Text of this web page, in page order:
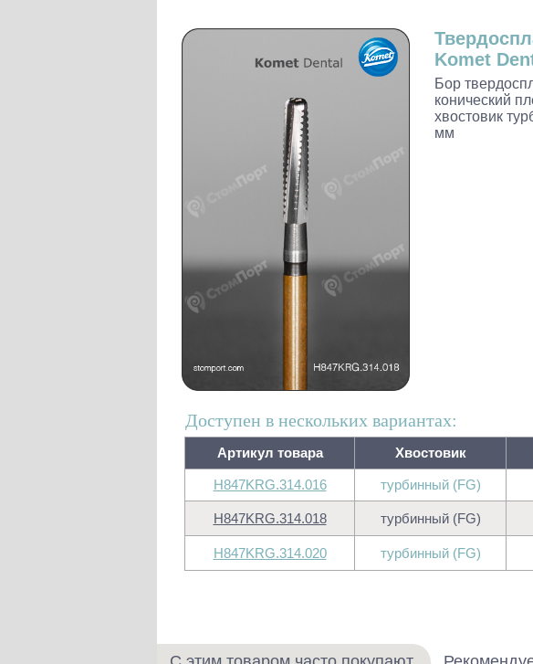
Наконечники и переходники KaVo
Komet
Бор
конический
хвостовик
мм
Доступен в нескольких вариантах:
Артикул товара Хвостовик
H847KRG.314.016 турбинный (FG)
H847KRG.314.018 турбинный (FG)
H847KRG.314.020 турбинный (FG)